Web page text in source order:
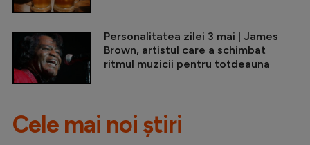
Personalitatea zilei 3 mai | James
Brown, artistul care a schimbat
ritmul muzicii pentru totdeauna
Cele mai noi știri